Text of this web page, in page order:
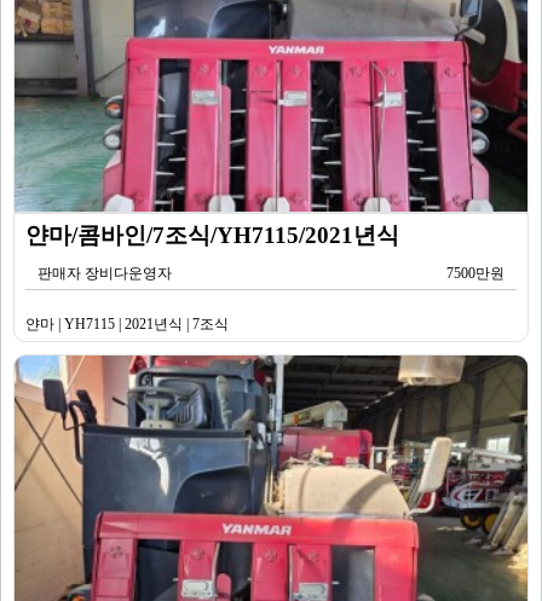
얀마/콤바인/7조식/YH7115/2021년식
판매자 장비다운영자 7500만원
얀마 | YH7115 | 2021년식 | 7조식